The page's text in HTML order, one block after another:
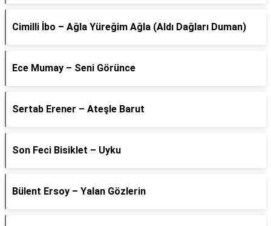
Cimilli İbo – Ağla Yüreğim Ağla (Aldı Dağları Duman)
Ece Mumay – Seni Görünce
Sertab Erener – Ateşle Barut
Son Feci Bisiklet – Uyku
Bülent Ersoy – Yalan Gözlerin